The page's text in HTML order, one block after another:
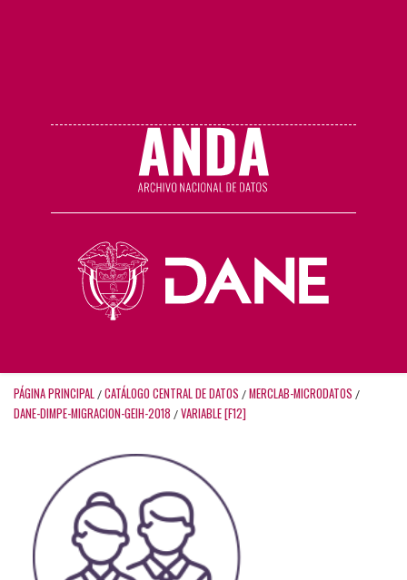
PÁGINA PRINCIPAL / CATÁLOGO CENTRAL DE DATOS / MERCLAB-MICRODATOS /
DANE-DIMPE-MIGRACION-GEIH-2018 / VARIABLE [F12]